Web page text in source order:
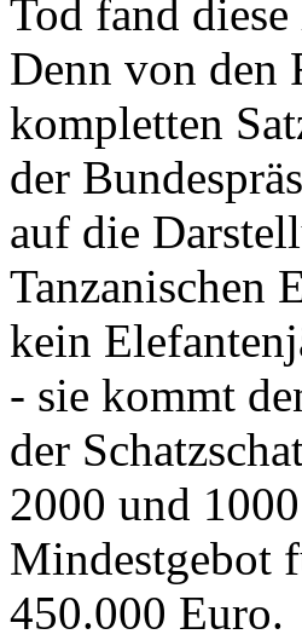
Tod fand
Denn von den
kompletten
der
auf die
Tanzanischen
kein
- sie kommt
der
2000 und
Mindestgebot
450.000 Euro.